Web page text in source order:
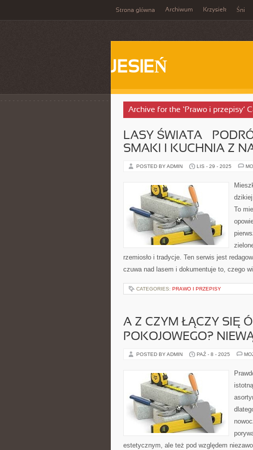
Strona główna Archiwum Krzysiek Śni
JESIEŃ
Archive for the ‘Prawo i przepisy’
LASY ŚWIATA –
SMAKI I KUCHNIA Z
POSTED BY ADMIN LIS - 29 - 2025
To
rzemiosło i tradycje. Ten serwis jest
czuwa nad lasem i dokumentuje to, czego
CATEGORIES: PRAWO I PRZEPISY
A Z CZYM ŁĄCZY SIĘ
POKOJOWEGO?
POSTED BY ADMIN PAŹ - 8 - 2025
estetycznym, ale też pod względem